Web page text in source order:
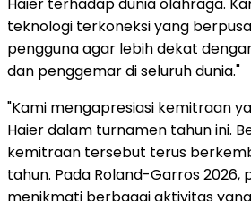
teknologi terkoneksi yang
pengguna agar lebih dekat
dan penggemar di seluruh dunia."
"Kami mengapresiasi kemitraan
Haier dalam turnamen tahun ini.
kemitraan tersebut terus
tahun. Pada Roland-Garros 2026,
menikmati berbagai aktivitas